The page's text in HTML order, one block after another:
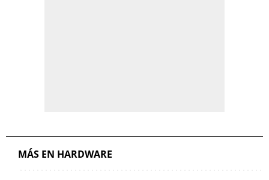
MÁS EN HARDWARE